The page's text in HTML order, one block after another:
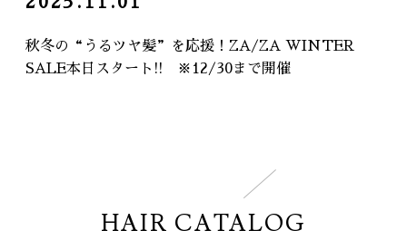
秋冬の“うるツヤ髪”を応援！ZA/ZA WINTER
SALE本日スタート!! ※12/30まで開催
HAIR CATALOG